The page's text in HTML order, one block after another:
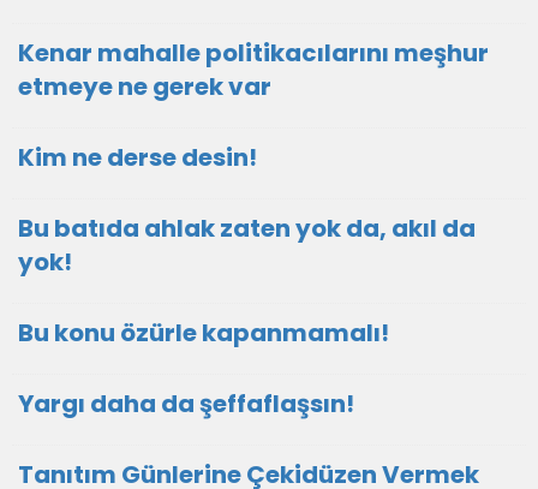
Kenar mahalle politikacılarını meşhur
etmeye ne gerek var
Kim ne derse desin!
Bu batıda ahlak zaten yok da, akıl da
yok!
Bu konu özürle kapanmamalı!
Yargı daha da şeffaflaşsın!
Tanıtım Günlerine Çekidüzen Vermek